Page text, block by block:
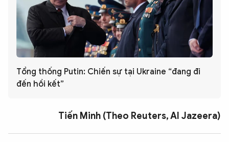
Tổng thống Putin: Chiến sự tại Ukraine “đang đi
đến hồi kết”
Tiến Minh (Theo Reuters, Al Jazeera)